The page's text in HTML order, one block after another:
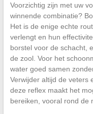
Voorzichtig zijn met uw
winnende combinatie?
Het is de enige echte
verlengt en hun
borstel voor de schacht,
de zool. Voor het
water goed samen
Verwijder altijd de veters
deze reflex maakt het
bereiken, vooral rond de